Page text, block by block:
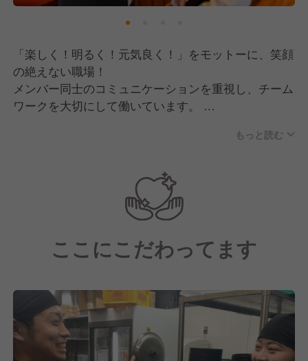
「楽しく！明るく！元気良く！」をモットーに、笑顔
の絶えない職場！
メンバー同士のコミュニケーションを重視し、チーム
ワークを大切にして働いています。
店長は「駅長」と呼ばれ、駅長のコスチュームで店舗
また、当店では「社員ひとりの成長＝会社の成長」と
いう想いがあります。
現場で活躍するスタッフに寄り添い、働きやすい環境
づくりを目指しています。
か？
もっと読む
ここにこだわってます